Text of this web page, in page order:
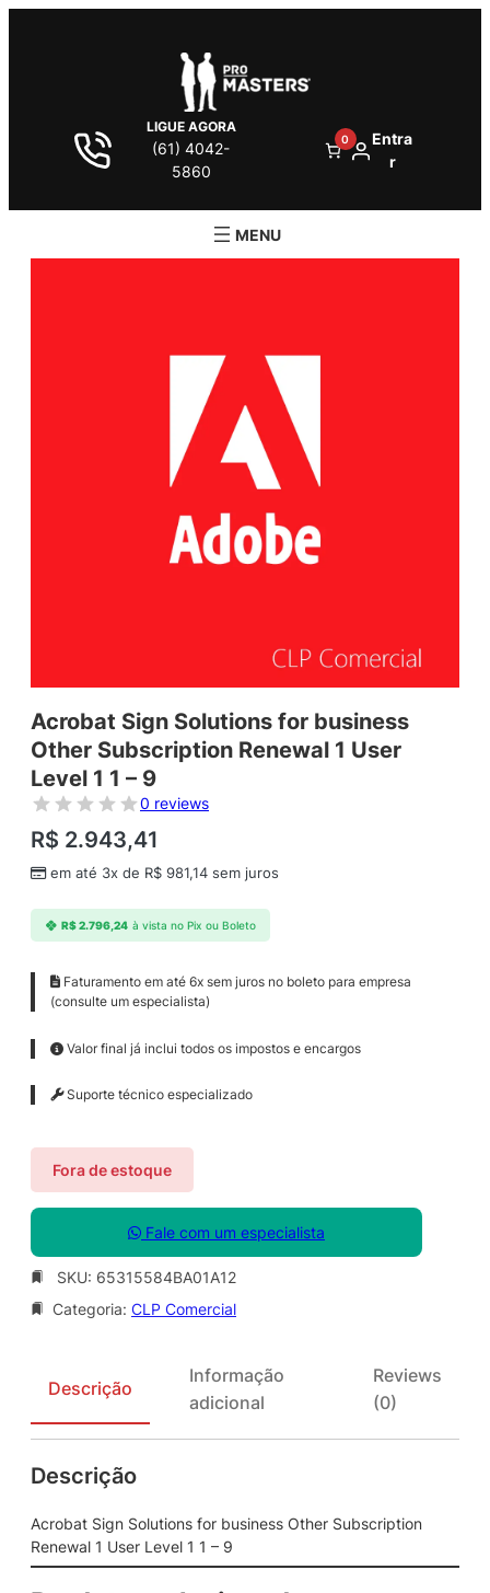
LIGUE AGORA
(61) 4042-
5860
0
Entra
r
Acrobat Sign Solutions for business
Other Subscription Renewal 1 User
Level 1 1 – 9
0 reviews
R$ 2.943,41
em até 3x de R$ 981,14 sem juros
R$2.796,24 à vista no Pix ou Boleto
Faturamento em até 6x sem juros no boleto para empresa
(consulte um especialista)
Valor final já inclui todos os impostos e encargos
Suporte técnico especializado
Fora de estoque
Fale com um especialista
SKU: 65315584BA01A12
Categoria: CLP Comercial
Descrição
Informação
adicional
Reviews
(0)
Descrição
Acrobat Sign Solutions for business Other Subscription
Renewal 1 User Level 1 1 – 9